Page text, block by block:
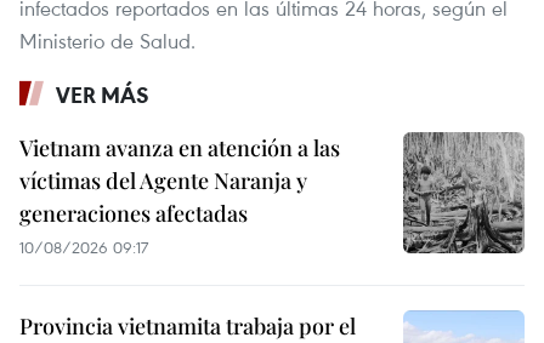
infectados reportados en las últimas 24 horas, según el
Ministerio de Salud.
VER MÁS
Vietnam avanza en atención a las
víctimas del Agente Naranja y
generaciones afectadas
10/08/2026 09:17
Provincia vietnamita trabaja por el